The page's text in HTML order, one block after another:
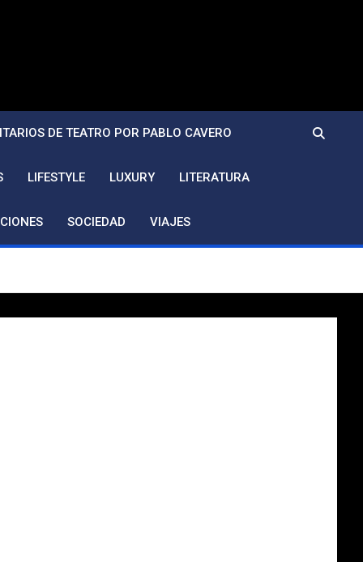
DE TEATRO POR PABLO CAVERO
LIFESTYLE LUXURY LITERATURA
SOCIEDAD VIAJES